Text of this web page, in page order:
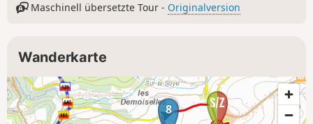
Maschinell übersetzte Tour - Originalversion
Wanderkarte
8